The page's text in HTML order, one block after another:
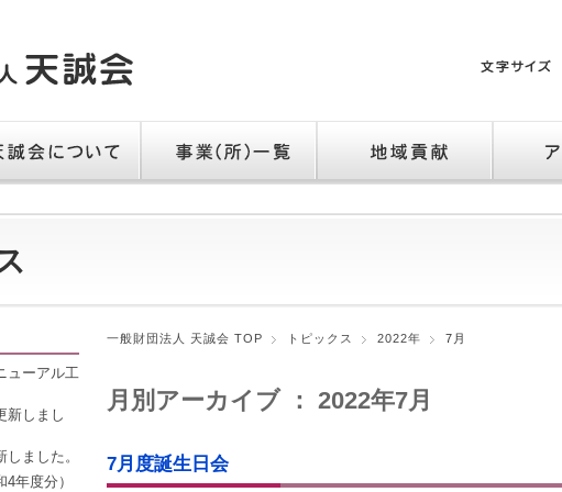
一般財団法人 天誠会 TOP トピックス 2022年 7月
月別アーカイブ ： 2022年7月
7月度誕生日会
ューアル工
新しまし
ました。
年度分）